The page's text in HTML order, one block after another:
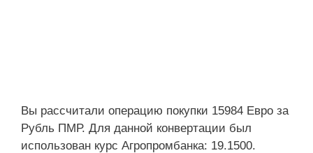
Вы рассчитали операцию покупки 15984 Евро за
Рубль ПМР. Для данной конвертации был
использован курс Агропромбанка: 19.1500.